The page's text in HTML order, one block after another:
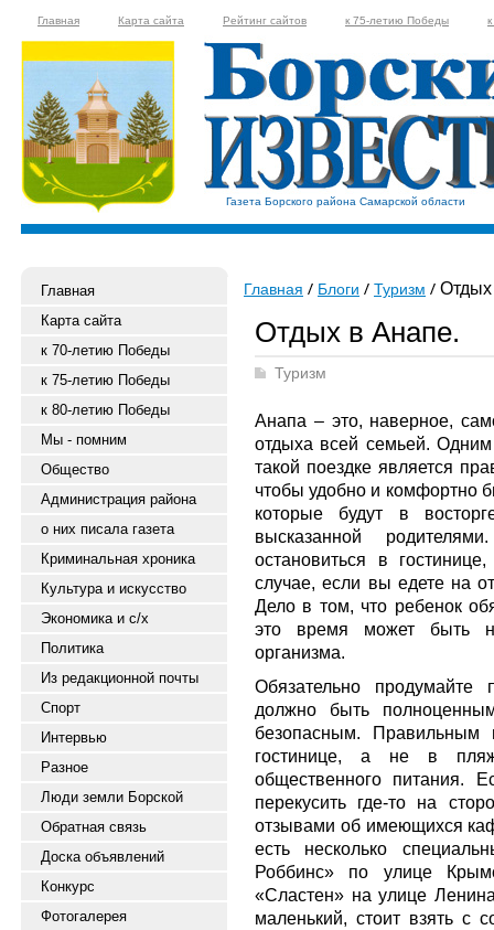
Главная Карта сайта Рейтинг сайтов к 75-летию Победы
Газета Борского района Самарской области
Главная
Карта сайта
к 70-летию Победы
к 75-летию Победы
к 80-летию Победы
Мы - помним
Общество
Администрация района
о них писала газета
Криминальная хроника
Культура и искусство
Экономика и с/х
Политика
Из редакционной почты
Спорт
Интервью
Разное
Люди земли Борской
Обратная связь
Доска объявлений
Конкурс
Фотогалерея
Главная Блоги Туризм
Отдых в Анапе.
Туризм
Анапа – это, наверное,
отдыха всей семьей.
такой поездке является
чтобы удобно и комфортно
которые будут в
высказанной
остановиться в
случае, если вы едете на
Дело в том, что ребенок
это время может быть
организма.
Обязательно продумайте
должно быть
безопасным.
гостинице, а не в
общественного питания.
перекусить где-то на
отзывами об имеющихся
есть несколько
Роббинс» по улице
«Сластен» на улице
маленький, стоит взять с